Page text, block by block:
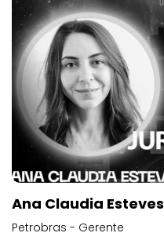
Ana Claudia Esteves
Petrobras - Gerente